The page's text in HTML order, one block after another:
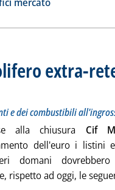
extra-
sui prezzi Siva dei carburanti e dei
2024 alle 9.49.
e dei combustibili
alla chiusura Cif
dell'euro i listini
domani
rispetto ad oggi, le